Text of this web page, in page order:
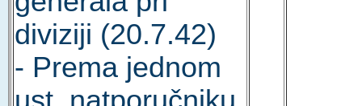
diviziji (20.7.42)
- Prema jednom